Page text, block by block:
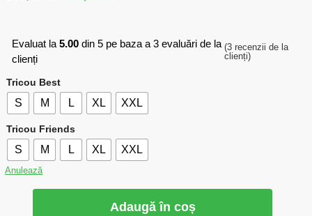
Evaluat la 5.00 din 5 pe baza a 3 evaluări de la
clienți
(3recenzii de la
clienți)
Tricou Best
S M L XL XXL
Tricou Friends
S M L XL XXL
Anulează
Adaugă în coș